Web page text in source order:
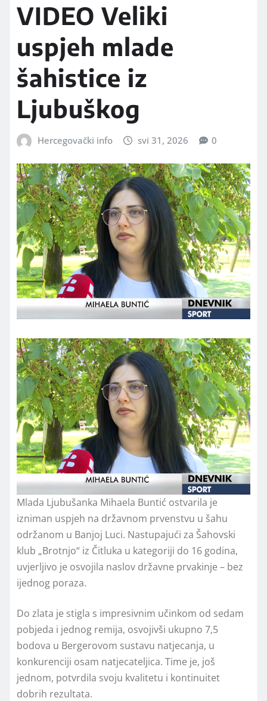
VIDEO Veliki
uspjeh mlade
šahistice iz
Ljubuškog
Hercegovački info svi 31, 2026 0
Mlada Ljubušanka Mihaela Buntić ostvarila je
izniman uspjeh na državnom prvenstvu u šahu
održanom u Banjoj Luci. Nastupajući za Šahovski
klub „Brotnjo“ iz Čitluka u kategoriji do 16 godina,
uvjerljivo je osvojila naslov državne prvakinje – bez
ijednog poraza.
Do zlata je stigla s impresivnim učinkom od sedam
pobjeda i jednog remija, osvojivši ukupno 7,5
bodova u Bergerovom sustavu natjecanja, u
konkurenciji osam natjecateljica. Time je, još
jednom, potvrdila svoju kvalitetu i kontinuitet
dobrih rezultata.